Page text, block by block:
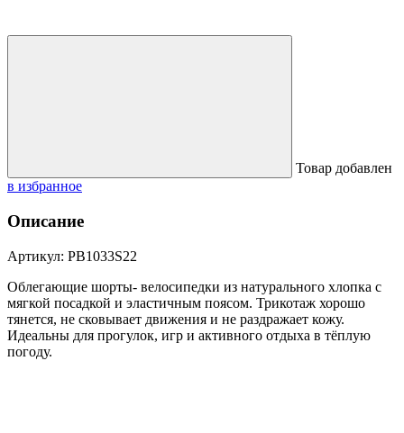
Товар добавлен
в избранное
Описание
Артикул: PB1033S22
Облегающие шорты- велосипедки из натурального хлопка с
мягкой посадкой и эластичным поясом. Трикотаж хорошо
тянется, не сковывает движения и не раздражает кожу.
Идеальны для прогулок, игр и активного отдыха в тёплую
погоду.